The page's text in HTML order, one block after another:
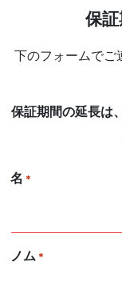
保
下のフォームでご
保証期間の延長は、
名 *
ノム *